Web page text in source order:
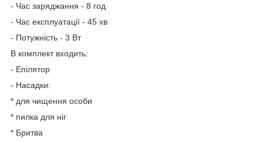
- Час заряджання - 8 год
- Час експлуатації - 45 хв
- Потужність - 3 Вт
В комплект входить:
- Епілятор
- Насадки:
* для чищення особи
* пилка для ніг
* Бритва